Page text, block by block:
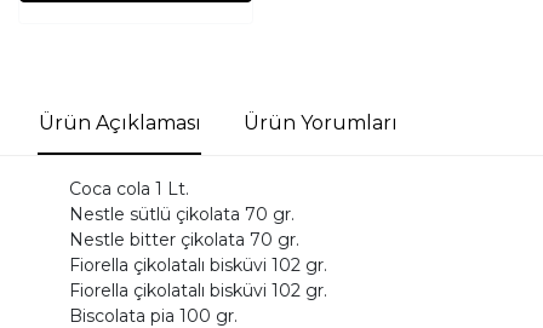
Ürün Açıklaması Ürün Yorumları
Coca cola 1 Lt.
Nestle sütlü çikolata 70 gr.
Nestle bitter çikolata 70 gr.
Fiorella çikolatalı bisküvi 102 gr.
Fiorella çikolatalı bisküvi 102 gr.
Biscolata pia 100 gr.